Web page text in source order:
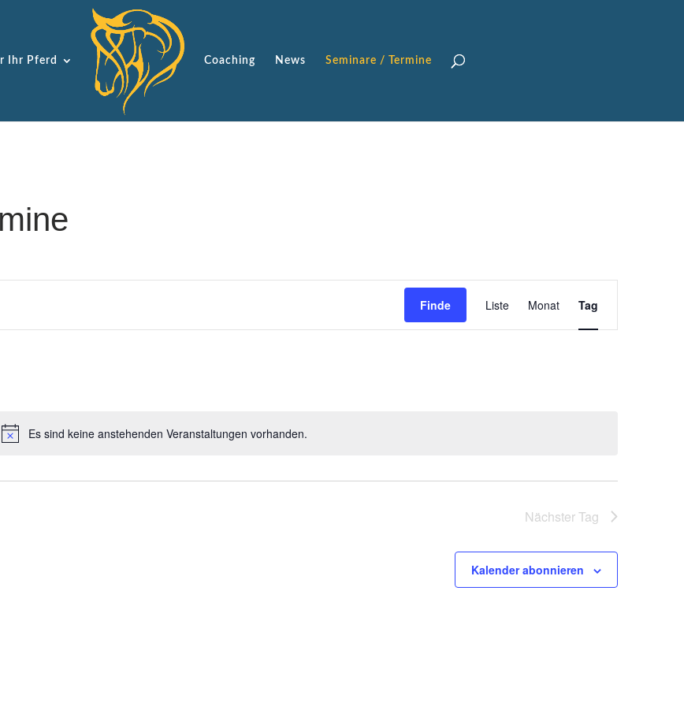
Ihr Pferd Coaching News Seminare / Termine
Es sind keine anstehenden Veranstaltungen vorhanden.
Finde
ANSICHTEN-
Liste Monat Tag
Nächster Tag
Kalender abonnieren